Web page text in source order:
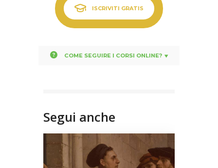
ISCRIVITI GRATIS
COME SEGUIRE I CORSI ONLINE?
Segui anche